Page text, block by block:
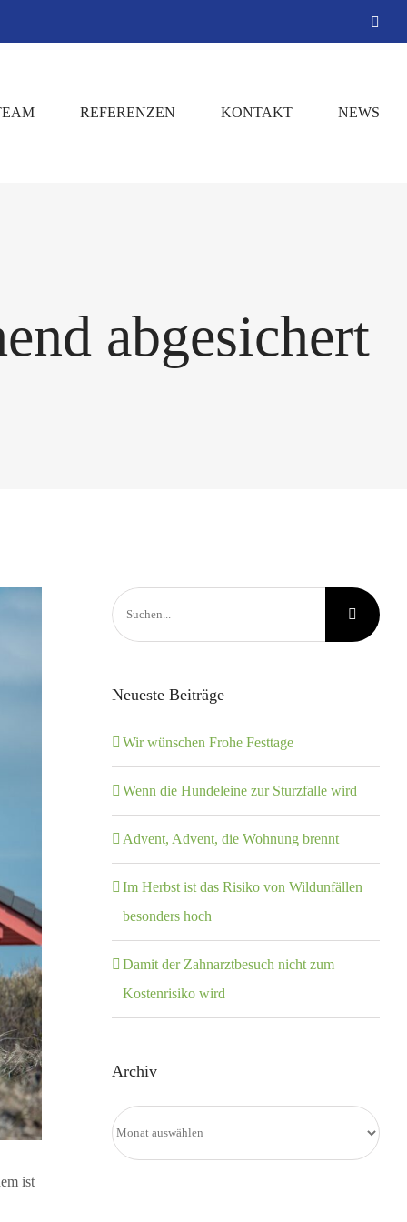
REFERENZEN KONTAKT NEWS
abgesichert
ist
Suche
nach:
Neueste Beiträge
Wir wünschen Frohe Festtage
Wenn die Hundeleine zur Sturzfalle wird
Advent, Advent, die Wohnung brennt
Im Herbst ist das Risiko von Wildunfällen
besonders hoch
Damit der Zahnarztbesuch nicht zum
Kostenrisiko wird
Archiv
Archiv